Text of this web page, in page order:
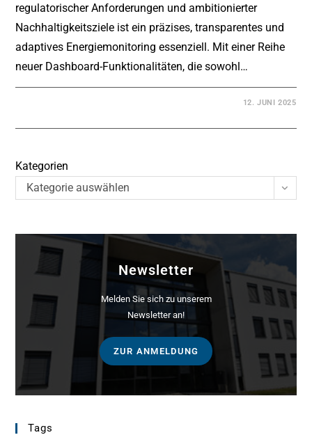
regulatorischer Anforderungen und ambitionierter
Nachhaltigkeitsziele ist ein präzises, transparentes und
adaptives Energiemonitoring essenziell. Mit einer Reihe
neuer Dashboard-Funktionalitäten, die sowohl…
12. JUNI 2025
Kategorien
Kategorie auswählen
Newsletter
Melden Sie sich zu unserem
Newsletter an!
ZUR ANMELDUNG
Tags